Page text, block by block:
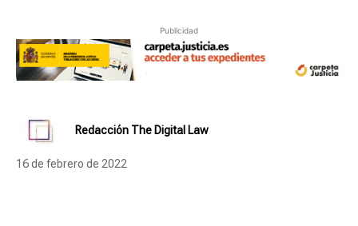
Publicidad
Redacción The Digital Law
16 de febrero de 2022